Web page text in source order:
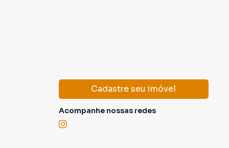
Cadastre seu imóvel
Acompanhe nossas redes